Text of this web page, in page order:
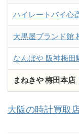
ハイレートバイ心
大黒屋ブランド館
なんぼや 阪神梅田
まねきや 梅田本店
大阪の時計買取